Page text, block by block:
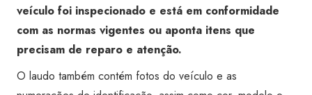
veículo foi inspecionado e está em conformidade
com as normas vigentes ou aponta itens que
precisam de reparo e atenção.
O laudo também contém fotos do veículo e as